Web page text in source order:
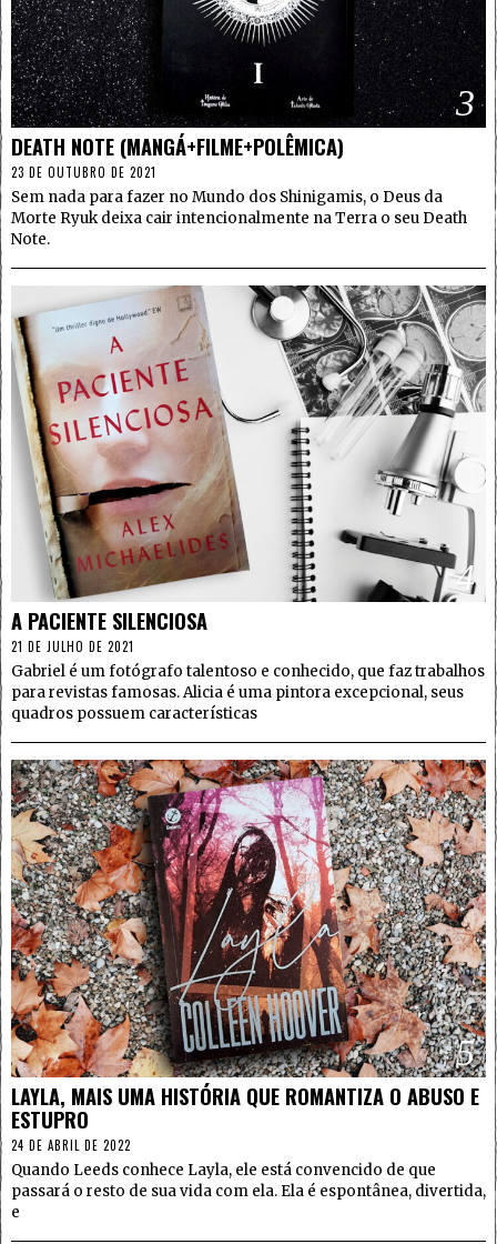
3
DEATH NOTE (MANGÁ+FILME+POLÊMICA)
23 DE OUTUBRO DE 2021
Sem nada para fazer no Mundo dos Shinigamis, o Deus da
Morte Ryuk deixa cair intencionalmente na Terra o seu Death
Note.
4
A PACIENTE SILENCIOSA
21 DE JULHO DE 2021
Gabriel é um fotógrafo talentoso e conhecido, que faz trabalhos
para revistas famosas. Alicia é uma pintora excepcional, seus
quadros possuem características
5
LAYLA, MAIS UMA HISTÓRIA QUE ROMANTIZA O ABUSO E
ESTUPRO
24 DE ABRIL DE 2022
Quando Leeds conhece Layla, ele está convencido de que
passará o resto de sua vida com ela. Ela é espontânea, divertida,
e